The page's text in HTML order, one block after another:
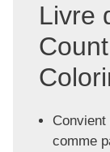
Livre
comme